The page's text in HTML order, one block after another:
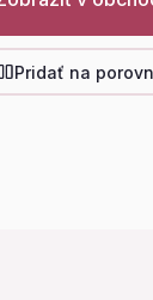
Pridať na